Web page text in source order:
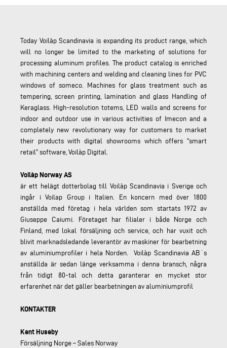
Today Voilàp Scandinavia is expanding its product range, which
will no longer be limited to the marketing of solutions for
processing aluminum profiles. The product catalog is enriched
with machining centers and welding and cleaning lines for PVC
windows of someco. Machines for glass treatment such as
tempering, screen printing, lamination and glass Handling of
Keraglass. High-resolution totems, LED walls and screens for
indoor and outdoor use in various activities of Imecon and a
completely new revolutionary way for customers to market
their products with digital showrooms which offers "smart
retail" software, Voilàp Digital.
Voilàp Norway AS
är ett helägt dotterbolag till Voilàp Scandinavia i Sverige och
ingår i Voilap Group i Italien. En koncern med över 1800
anställda med företag i hela världen som startats 1972 av
Giuseppe Caiumi. Företaget har filialer i både Norge och
Finland, med lokal försäljning och service, och har vuxit och
blivit marknadsledande leverantör av maskiner för bearbetning
av aluminiumprofiler i hela Norden. Voilàp Scandinavia AB´s
anställda är sedan länge verksamma i denna bransch, några
från tidigt 80-tal och detta garanterar en mycket stor
erfarenhet när det gäller bearbetningen av aluminiumprofil
KONTAKTER
Kent Huseby
Försäljning Norge – Sales Norway